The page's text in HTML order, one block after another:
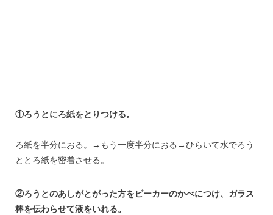
①ろうとにろ紙をとりつける。
ろ紙を半分におる。→もう一度半分におる→ひらいて水でろう
ととろ紙を密着させる。
②ろうとのあしがとがった方をビーカーのかべにつけ、ガラス
棒を伝わらせて液をいれる。